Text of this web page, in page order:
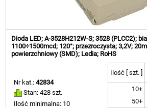
Dioda LED; A-3528H212W-S; 3528 (PLCC2);
1100÷1500mcd; 120°; przezroczysta; 3,2V;
powierzchniowy (SMD); Ledia; RoHS
Nr kat.:42834
Stan: 428 szt.
Ilość minimalna: 10
Ilość [ szt. ]
10+
50+